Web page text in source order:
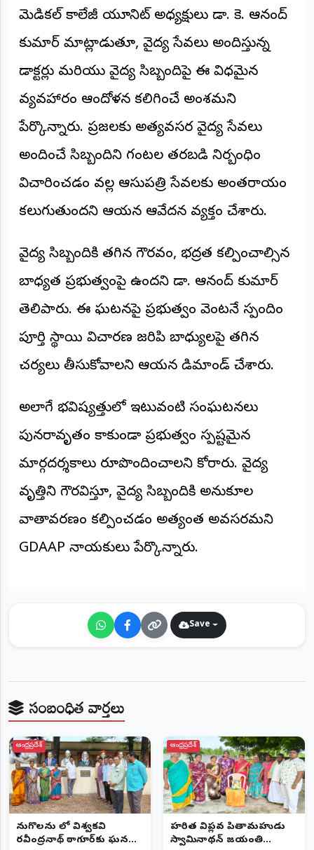
డెస్క్
DESK)
మా
రిపోర్టర్లు
చేరండి
లాగిన్
(Login)
2026
NTODAY
NEWS
ప్రతి
పక్షం
మెడికల్ కాలేజీ యూనిట్ అధ్యక్షులు డా. కె. ఆనంద్
కుమార్ మాట్లాడుతూ, వైద్య సేవలు అందిస్తున్న
డాక్టర్లు మరియు వైద్య సిబ్బందిపై ఈ విధమైన
వ్యవహారం ఆందోళన కలిగించే అంశమని
పేర్కొన్నారు. ప్రజలకు అత్యవసర వైద్య సేవలు
అందించే సిబ్బందిని గంటల తరబడి నిర్బంధించి
విచారించడం వల్ల ఆసుపత్రి సేవలకు అంతరాయం
కలుగుతుందని ఆయన ఆవేదన వ్యక్తం చేశారు.
వైద్య సిబ్బందికి తగిన గౌరవం, భద్రత కల్పించాల్సిన
బాధ్యత ప్రభుత్వంపై ఉందని డా. ఆనంద్ కుమార్
తెలిపారు. ఈ ఘటనపై ప్రభుత్వం వెంటనే స్పందించి
పూర్తి స్థాయి విచారణ జరిపి బాధ్యులపై తగిన
చర్యలు తీసుకోవాలని ఆయన డిమాండ్ చేశారు.
అలాగే భవిష్యత్తులో ఇటువంటి సంఘటనలు
పునరావృతం కాకుండా ప్రభుత్వం స్పష్టమైన
మార్గదర్శకాలు రూపొందించాలని కోరారు. వైద్య
వృత్తిని గౌరవిస్తూ, వైద్య సిబ్బందికి అనుకూల
వాతావరణం కల్పించడం అత్యంత అవసరమని
GDAAP నాయకులు పేర్కొన్నారు.
Save
సంబంధిత వార్తలు
ఆంధ్రప్రదేశ్
పెనుగొలను లో విశ్వకవి
రవీంద్రనాథ్ ఠాగూర్‌కు ఘన
ఆంధ్రప్రదేశ్
హరిత విప్లవ పితామహుడు
స్వామినాథన్ జయంతి